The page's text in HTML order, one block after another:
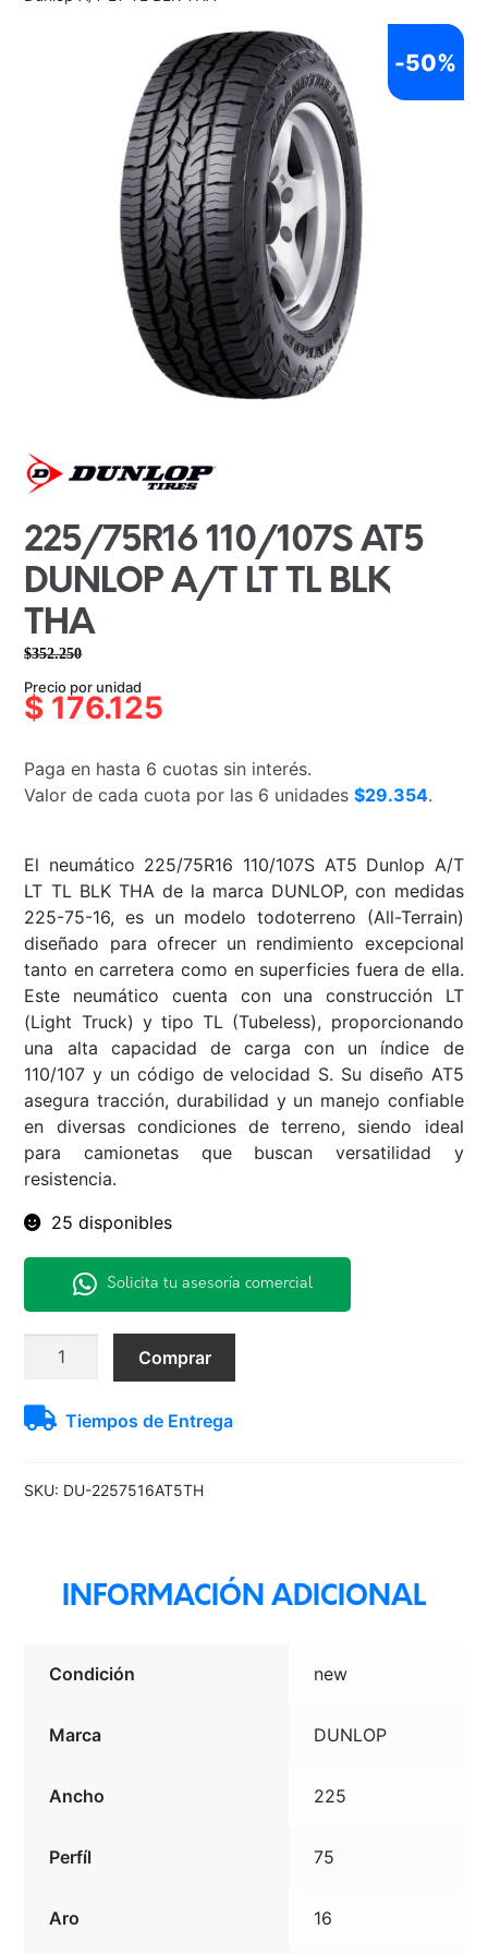
225/75R16 110/107S AT5
DUNLOP A/T LT TL BLK
THA
$352.250
precio
original
$352.250.
precio
actual
$176.125.
Precio por unidad
$ 176.125
Paga en hasta 6 cuotas sin interés.
Valor de cada cuota por las 6 unidades$29.354.
-50%
El neumático 225/75R16 110/107S AT5 Dunlop A/T
LT TL BLK THA de la marca DUNLOP, con medidas
225-75-16, es un modelo todoterreno (All-Terrain)
diseñado para ofrecer un rendimiento excepcional
tanto en carretera como en superficies fuera de ella.
Este neumático cuenta con una construcción LT
(Light Truck) y tipo TL (Tubeless), proporcionando
una alta capacidad de carga con un índice de
110/107 y un código de velocidad S. Su diseño AT5
asegura tracción, durabilidad y un manejo confiable
en diversas condiciones de terreno, siendo ideal
para camionetas que buscan versatilidad y
resistencia.
25 disponibles
Solicita tu asesoría comercial
225/75R16
Dunlop
TL
cantidad
Comprar
Tiempos de Entrega
SKU: DU-2257516AT5TH
INFORMACIÓN ADICIONAL
Condición new
Marca DUNLOP
Ancho 225
Perfíl 75
Aro 16